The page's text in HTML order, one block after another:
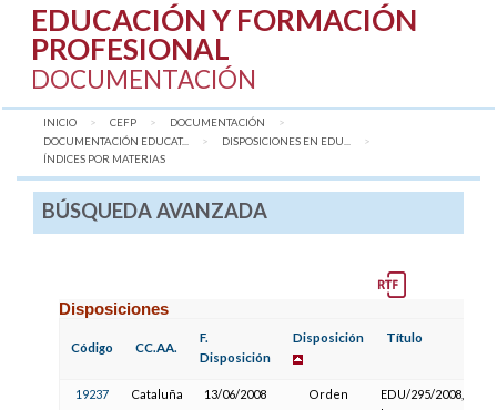
EDUCACIÓN Y FORMACIÓN
PROFESIONAL
DOCUMENTACIÓN
INICIO CEFP
DOCUMENTACIÓN
DOCUMENTACIÓN EDUCAT...
DISPOSICIONES EN EDU...
AQUÍ:
ÍNDICES POR MATERIAS
BÚSQUEDA AVANZADA
Disposiciones
Código CC.AA.
F.
Disposición
Disposición Título
19237 Cataluña 13/06/2008 Orden
EDU/295/2008, por